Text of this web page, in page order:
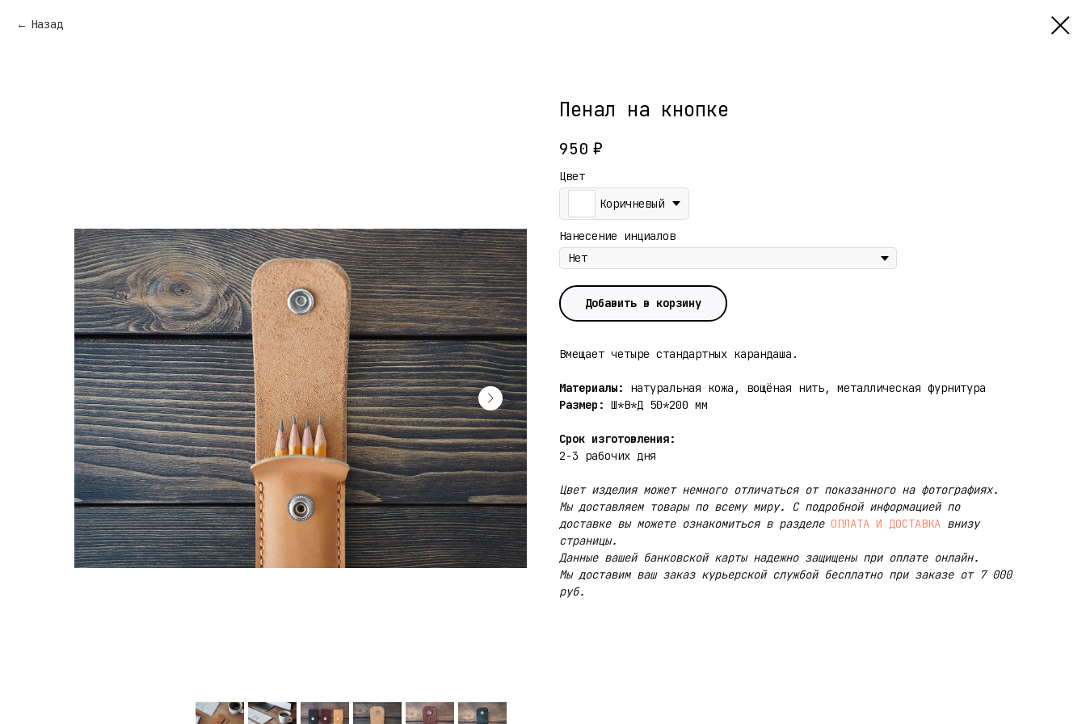
Назад
Пенал на кнопке
950 ₽
Цвет
Коричневый
Нанесение инциалов
Добавить в корзину
Вмещает четыре стандартных карандаша.
Материалы: натуральная кожа, вощёная нить, металлическая фурнитура
Размер: Ш*В*Д 50*200 мм
Срок изготовления:
2-3 рабочих дня
Цвет изделия может немного отличаться от показанного на фотографиях.
Мы доставляем товары по всему миру. С подробной информацией по
доставке вы можете ознакомиться в разделе ОПЛАТА И ДОСТАВКА внизу
страницы.
Данные вашей банковской карты надежно защищены при оплате онлайн.
Мы доставим ваш заказ курьерской службой бесплатно при заказе от 7 000
руб.